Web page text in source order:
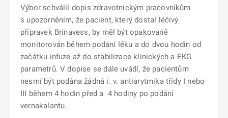
Výbor schválil dopis zdravotnickým pracovníkům
s upozorněním, že pacient, který dostal léčivý
přípravek Brinavess, by měl být opakovaně
monitorován během podání léku a do dvou hodin od
začátku infuze až do stabilizace klinických a EKG
parametrů. V dopise se dále uvádí, že pacientům
nesmí být podána žádná i. v. antiarytmika třídy I nebo
III během 4 hodin před a 4 hodiny po podání
vernakalantu.